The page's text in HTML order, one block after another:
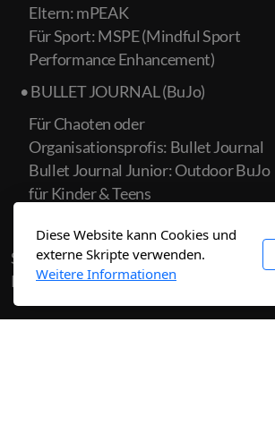
Eltern: mPEAK
Für Sport: MSPE (Mindful Sport
Performance Enhancement)
• BULLET JOURNAL (BuJo)
Für Chaoten oder
Organisationsprofis: Bullet Journal
Bullet Journal Junior: Outdoor BuJo
für Kinder & Teens
• 1–1 COACHING
Shop
Kontakt
Diese Website kann Cookies und
externe Skripte verwenden.
Weitere Informationen